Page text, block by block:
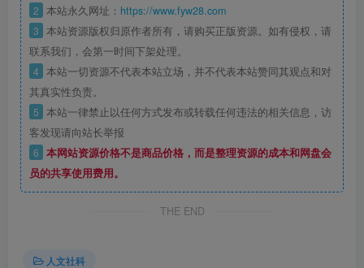
2 本站永久网址： https://www.fyw28.com
3 本站资源版权归原作者所有，请购买正版资源。如有侵权，请
联系我们，会第一时间下架处理。
4 本站一切资源不代表本站立场，并不代表本站赞同其观点和对
其真实性负责。
5 本站一律禁止以任何方式发布或转载任何违法的相关信息，访
客发现请向站长举报
6 本网站资源价格不是商品价格，而是整理资源的成本和网盘会
员的共享使用费用。
THE END
人文社科